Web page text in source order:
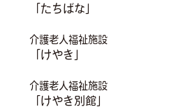
「たちばな」
介護老人福祉施設
「けやき」
介護老人福祉施設
「けやき別館」